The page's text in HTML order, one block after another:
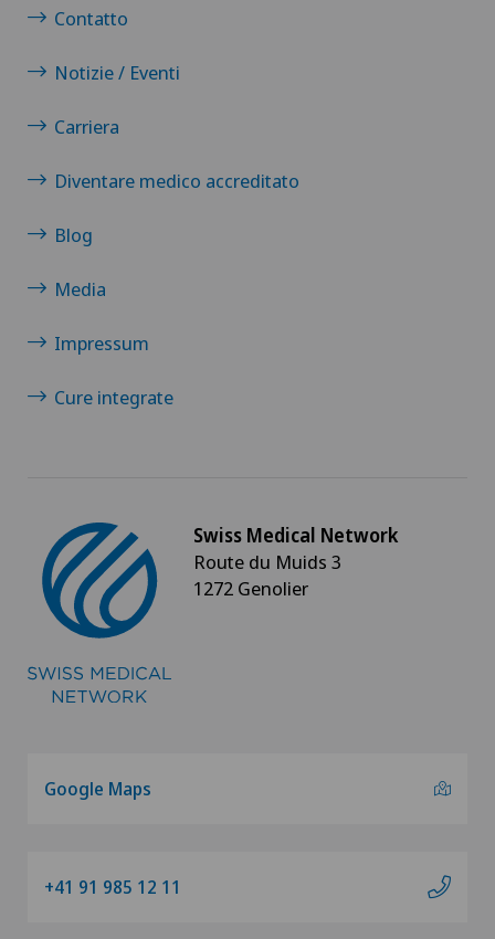
Contatto
Notizie / Eventi
Carriera
Diventare medico accreditato
Blog
Media
Impressum
Cure integrate
Swiss Medical Network
Route du Muids 3
1272 Genolier
Google Maps
+41 91 985 12 11